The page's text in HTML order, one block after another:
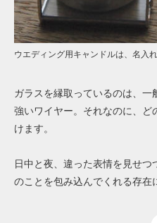
ウエディング用キャンドルは、名入
ガラスを縁取っているのは、一
強いワイヤー。それなのに、ど
けます。
日中と夜、違った表情を見せ
のことを包み込んでくれる存在